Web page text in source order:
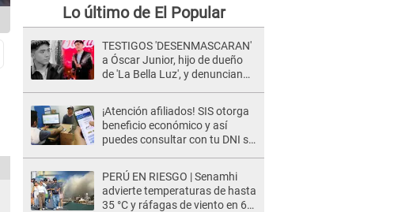
Lo último de El Popular
TESTIGOS 'DESENMASCARAN'
a Óscar Junior, hijo de dueño
de 'La Bella Luz', y denuncian
¡Atención afiliados! SIS otorga
beneficio económico y así
puedes consultar con tu DNI si
PERÚ EN RIESGO | Senamhi
advierte temperaturas de hasta
35 °C y ráfagas de viento en 6